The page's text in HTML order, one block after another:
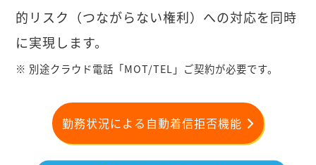
的リスク（つながらない権利）への対応を同時
に実現します。
※ 別途クラウド電話「MOT/TEL」ご契約が必要です。
勤務状況による自動着信拒否機能